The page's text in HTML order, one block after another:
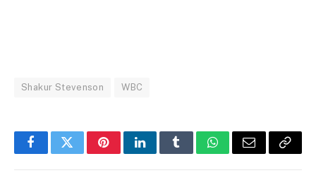
Shakur Stevenson WBC
FacebookTwitterPinterestLinkedInTumblrWhatsApp
Email Copy